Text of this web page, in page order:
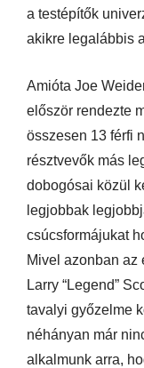
a testépítők
akikre legalábbis
Amióta Joe
először rendezte
összesen 13 férfi
résztvevők más
dobogósai közül
legjobbak
csúcsformájukat
Mivel azonban az
Larry “Legend”
tavalyi győzelme
néhányan már
alkalmunk arra,